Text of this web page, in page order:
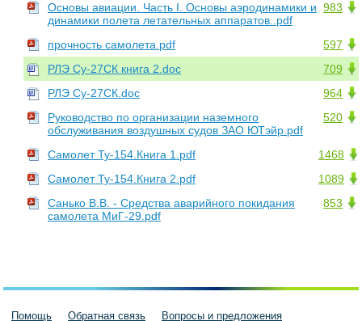
983
Основы авиации. Часть I. Основы аэродинамики и
динамики полета летательных аппаратов..pdf
597
прочность самолета.pdf
709
РЛЭ Су-27СК книга 2.doc
964
РЛЭ Су-27СК.doc
520
Руководство по организации наземного
обслуживания воздушных судов ЗАО ЮТэйр.pdf
1468
Самолет Ту-154.Книга 1.pdf
1089
Самолет Ту-154.Книга 2.pdf
853
Санько В.В. - Средства аварийного покидания
самолета МиГ-29.pdf
Помощь Обратная связь Вопросы и предложения